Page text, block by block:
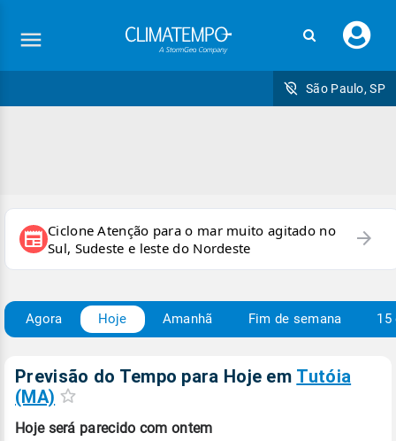
seu
São Paulo, SP
newspaper Ciclone Atenção para o mar muito agitado no
Sul, Sudeste e leste do Nordeste
arrow_forward
Agora Hoje Amanhã Fim de semana 15
Previsão do Tempo para Hoje em Tutóia
(MA)
Hoje será parecido com ontem